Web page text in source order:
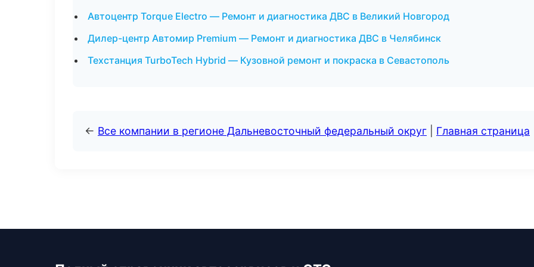
Автоцентр Torque Electro — Ремонт и диагностика ДВС в Великий Новгород
Дилер-центр Автомир Premium — Ремонт и диагностика ДВС в Челябинск
Техстанция TurboTech Hybrid — Кузовной ремонт и покраска в Севастополь
← Все компании в регионе Дальневосточный федеральный округ Главная страница